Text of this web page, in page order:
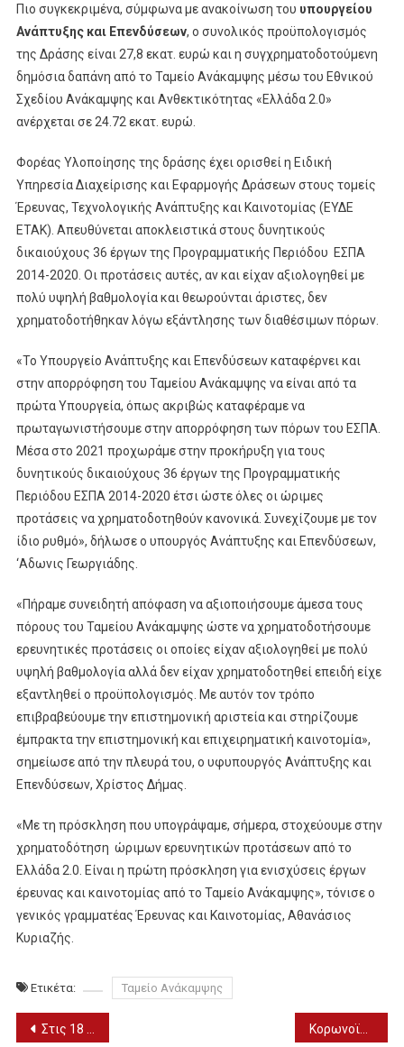
Πιο συγκεκριμένα, σύμφωνα με ανακοίνωση του υπουργείου
Ανάπτυξης και Επενδύσεων, ο συνολικός προϋπολογισμός
της Δράσης είναι 27,8 εκατ. ευρώ και η συγχρηματοδοτούμενη
δημόσια δαπάνη από το Ταμείο Ανάκαμψης μέσω του Εθνικού
Σχεδίου Ανάκαμψης και Ανθεκτικότητας «Ελλάδα 2.0»
ανέρχεται σε 24.72 εκατ. ευρώ.
Φορέας Υλοποίησης της δράσης έχει ορισθεί η Ειδική
Υπηρεσία Διαχείρισης και Εφαρμογής Δράσεων στους τομείς
Έρευνας, Τεχνολογικής Ανάπτυξης και Καινοτομίας (ΕΥΔΕ
ΕΤΑΚ). Απευθύνεται αποκλειστικά στους δυνητικούς
δικαιούχους 36 έργων της Προγραμματικής Περιόδου ΕΣΠΑ
2014-2020. Οι προτάσεις αυτές, αν και είχαν αξιολογηθεί με
πολύ υψηλή βαθμολογία και θεωρούνται άριστες, δεν
χρηματοδοτήθηκαν λόγω εξάντλησης των διαθέσιμων πόρων.
«Το Υπουργείο Ανάπτυξης και Επενδύσεων καταφέρνει και
στην απορρόφηση του Ταμείου Ανάκαμψης να είναι από τα
πρώτα Υπουργεία, όπως ακριβώς καταφέραμε να
πρωταγωνιστήσουμε στην απορρόφηση των πόρων του ΕΣΠΑ.
Μέσα στο 2021 προχωράμε στην προκήρυξη για τους
δυνητικούς δικαιούχους 36 έργων της Προγραμματικής
Περιόδου ΕΣΠΑ 2014-2020 έτσι ώστε όλες οι ώριμες
προτάσεις να χρηματοδοτηθούν κανονικά. Συνεχίζουμε με τον
ίδιο ρυθμό», δήλωσε ο υπουργός Ανάπτυξης και Επενδύσεων,
‘Αδωνις Γεωργιάδης.
«Πήραμε συνειδητή απόφαση να αξιοποιήσουμε άμεσα τους
πόρους του Ταμείου Ανάκαμψης ώστε να χρηματοδοτήσουμε
ερευνητικές προτάσεις οι οποίες είχαν αξιολογηθεί με πολύ
υψηλή βαθμολογία αλλά δεν είχαν χρηματοδοτηθεί επειδή είχε
εξαντληθεί ο προϋπολογισμός. Με αυτόν τον τρόπο
επιβραβεύουμε την επιστημονική αριστεία και στηρίζουμε
έμπρακτα την επιστημονική και επιχειρηματική καινοτομία»,
σημείωσε από την πλευρά του, ο υφυπουργός Ανάπτυξης και
Επενδύσεων, Χρίστος Δήμας.
«Με τη πρόσκληση που υπογράψαμε, σήμερα, στοχεύουμε στην
χρηματοδότηση ώριμων ερευνητικών προτάσεων από το
Ελλάδα 2.0. Είναι η πρώτη πρόσκληση για ενισχύσεις έργων
έρευνας και καινοτομίας από το Ταμείο Ανάκαμψης», τόνισε ο
γενικός γραμματέας Έρευνας και Καινοτομίας, Αθανάσιος
Κυριαζής.
Ετικέτα: Ταμείο Ανάκαμψης
Πλοήγηση
Στις 18 Μαρτίου ξεκινάει η δίκη του Πέτρου Φιλιππίδη